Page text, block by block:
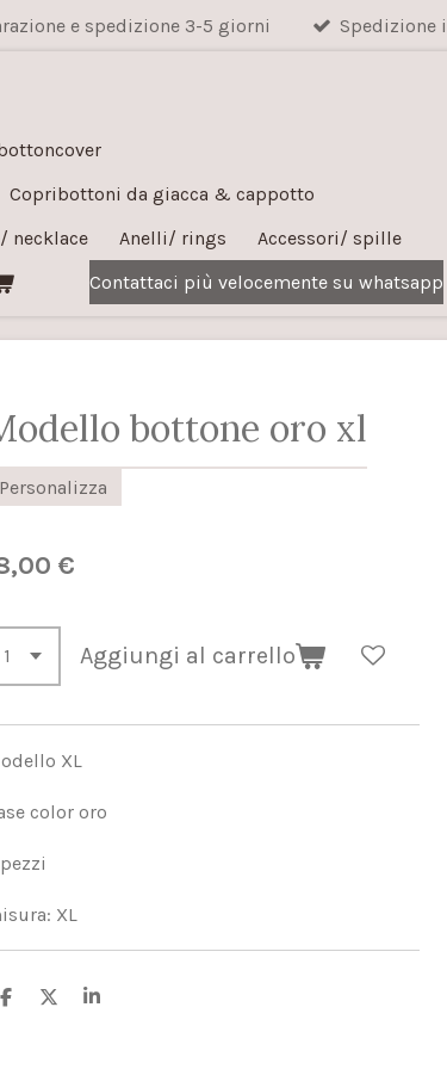
e spedizione 3-5 giorni Spedizione
Copribottoni da giacca & cappotto
necklace Anelli/ rings
Accessori/ spille
Contattaci più velocemente su whatsapp
bottone oro xl
Personalizza
€
Aggiungi al carrello
XL
color oro
XL
C
C
C